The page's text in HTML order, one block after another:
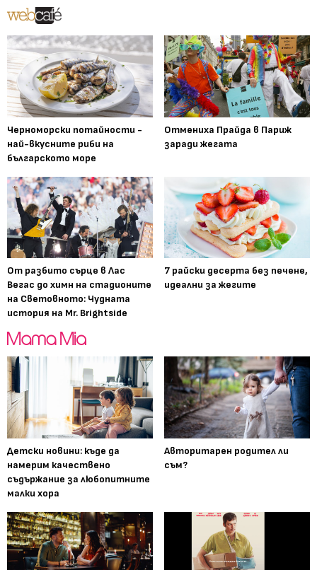
Черноморски потайности -
най-вкусните риби на
българското море
Отмениха Прайда в Париж
заради жегата
От разбито сърце в Лас
Вегас до химн на стадионите
на Световното: Чудната
история на Mr. Brightside
7 райски десерта без печене,
идеални за жегите
Детски новини: къде да
намерим качествено
съдържание за любопитните
малки хора
Авторитарен родител ли
съм?